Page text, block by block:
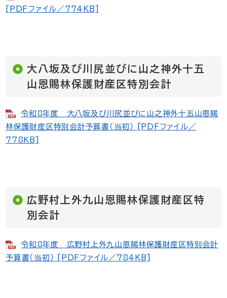
[PDFファイル／774KB]
大八坂及び川尻並びに山之神外十五
山恩賜林保護財産区特別会計
令和8年度 大八坂及び川尻並びに山之神外十五山恩賜
林保護財産区特別会計予算書（当初） [PDFファイル／
778KB]
広野村上外九山恩賜林保護財産区特
別会計
令和8年度 広野村上外九山恩賜林保護財産区特別会計
予算書（当初） [PDFファイル／784KB]